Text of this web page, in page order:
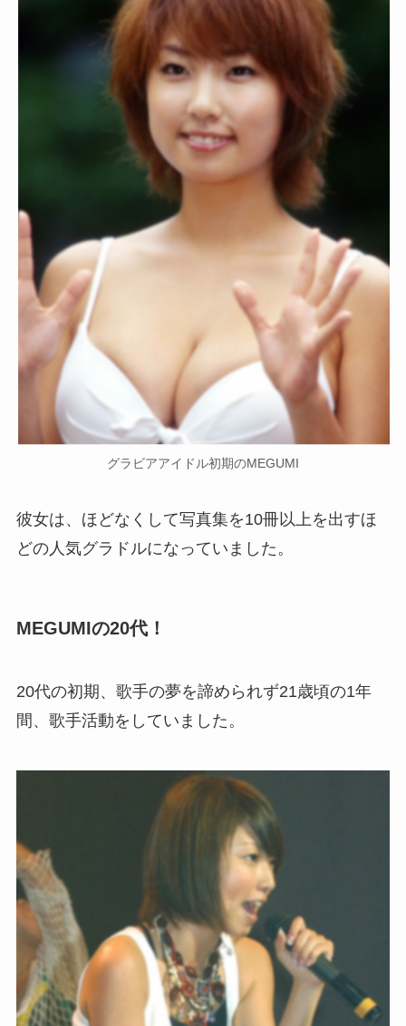
グラビアアイドル初期のMEGUMI
彼女は、ほどなくして写真集を10冊以上を出すほ
どの人気グラドルになっていました。
MEGUMIの20代！
20代の初期、歌手の夢を諦められず21歳頃の1年
間、歌手活動をしていました。